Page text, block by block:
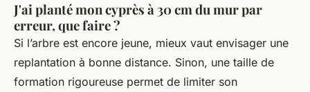
J'ai planté mon cyprès à 30 cm du mur par
erreur, que faire ?
Si l’arbre est encore jeune, mieux vaut envisager une
replantation à bonne distance. Sinon, une taille de
formation rigoureuse permet de limiter son